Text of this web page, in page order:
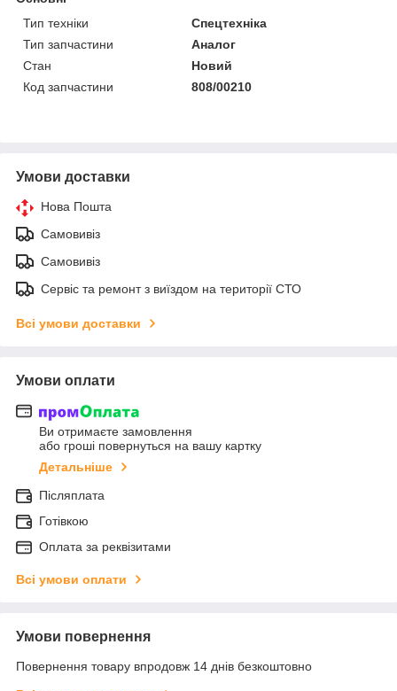
Тип техніки
Спецтехніка
Тип запчастини
Аналог
Стан
Новий
Код запчастини
808/00210
Умови доставки
Нова Пошта
Самовивіз
Самовивіз
Сервіс та ремонт з виїздом на території СТО
Всі умови доставки
Умови оплати
Ви отримаєте замовлення
або гроші повернуться на вашу картку
Детальніше
Післяплата
Готівкою
Оплата за реквізитами
Всі умови оплати
Умови повернення
Повернення товару впродовж 14 днів безкоштовно